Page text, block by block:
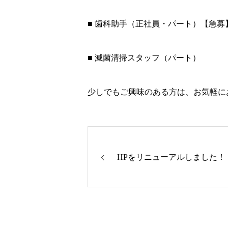
■ 歯科助手（正社員・パート）【急募
■ 滅菌清掃スタッフ（パート）
少しでもご興味のある方は、お気軽に
HPをリニューアルしました！